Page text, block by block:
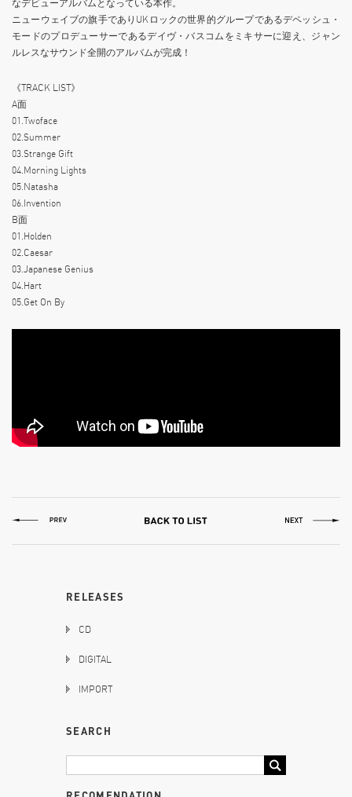
なデビューアルバムとなっている本作。
ニューウェイブの旗手でありUKロックの世界的グループであるデペッシュ・
モードのプロデューサーであるデイヴ・バスコムをミキサーに迎え、ジャン
ルレスなサウンド全開のアルバムが完成！
《TRACK LIST》
A面
01.Twoface
02.Summer
03.Strange Gift
04.Morning Lights
05.Natasha
06.Invention
B面
01.Holden
02.Caesar
03.Japanese Genius
04.Hart
05.Get On By
RELEASES
CD
DIGITAL
IMPORT
SEARCH